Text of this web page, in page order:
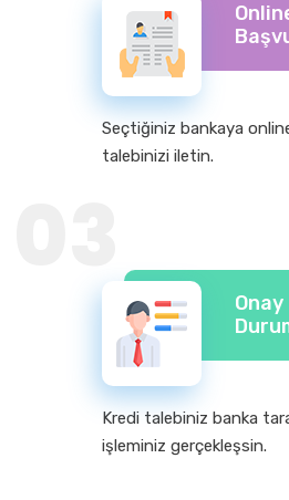
Seçtiğiniz bankaya
talebinizi iletin.
Onay
Kredi talebiniz banka
işleminiz gerçekleşsin.